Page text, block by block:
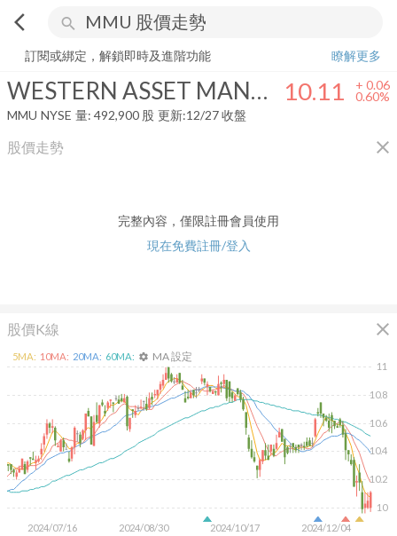
arrow_back_ios search
WESTERN ASSET MANAGED MUNICIPALS FUND INC
訂閱或綁定，解鎖即時及進階功能
瞭解更多
WESTERN ASSET MANAGED MUNICIPALS FUND INC 10.11 + 0.06
0.60%
MMU NYSE 量: 492,900 股 更新:12/27 收盤
股價走勢 close
完整內容，僅限註冊會員使用
現在免費註冊/登入
股價K線 close
2024/07/16 2024/08/30 2024/10/17 2024/12/04
10
10.2
10.4
10.6
10.8
11
5MA: 10MA: 20MA: 60MA: settings MA 設定